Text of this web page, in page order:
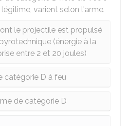
varient selon l'arme.
le projectile est propulsé
(énergie à la
entre 2 et 20 joules)
catégorie D à feu
de catégorie D